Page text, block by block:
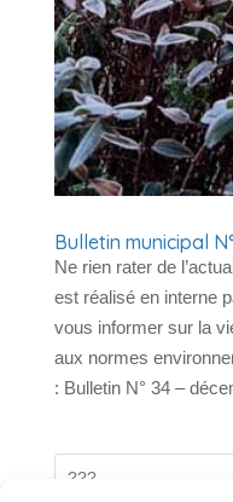
Bulletin municipal
Ne rien rater de
est réalisé en interne
vous informer sur la
aux normes
: Bulletin N° 34 –